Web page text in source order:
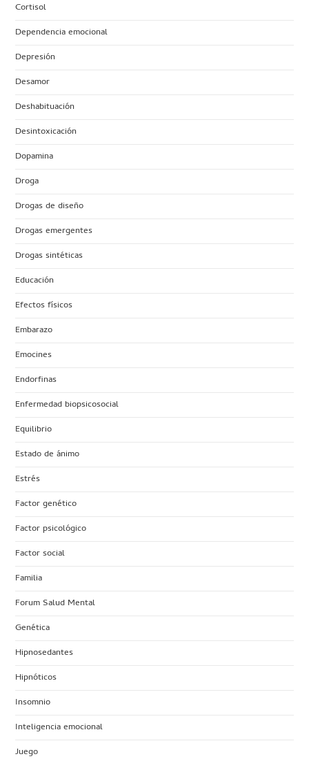
Cortisol
Dependencia emocional
Depresión
Desamor
Deshabituación
Desintoxicación
Dopamina
Droga
Drogas de diseño
Drogas emergentes
Drogas sintéticas
Educación
Efectos físicos
Embarazo
Emocines
Endorfinas
Enfermedad biopsicosocial
Equilibrio
Estado de ánimo
Estrés
Factor genético
Factor psicológico
Factor social
Familia
Forum Salud Mental
Genética
Hipnosedantes
Hipnóticos
Insomnio
Inteligencia emocional
Juego